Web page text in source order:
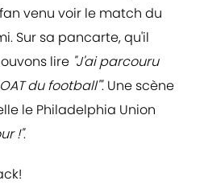
venu voir le match du
Sur sa pancarte, qu'il
lire "J'ai parcouru
du football'". Une scène
le Philadelphia Union
!".